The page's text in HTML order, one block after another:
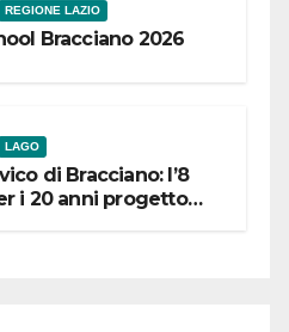
REGIONE LAZIO
Bracciano 2026
LAGO
di Bracciano: l’8
i 20 anni progetto